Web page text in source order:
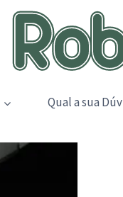
Qual a sua